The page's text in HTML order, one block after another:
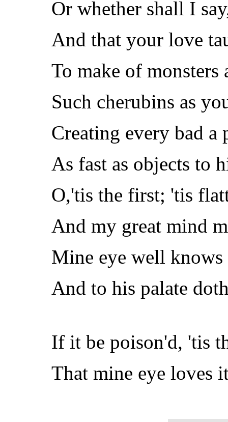
Or whether shall I
And that your love
To make of
Such cherubins as
Creating every bad a
As fast as objects to
O,'tis the first; 'tis
And my great mind
Mine eye well
And to his palate
If it be poison'd, 'tis
That mine eye loves